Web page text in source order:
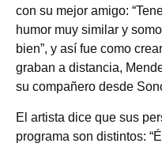
con su mejor amigo:
humor muy similar y
bien”, y así fue como
graban a distancia,
su compañero desde
El artista dice que sus
programa son distintos: